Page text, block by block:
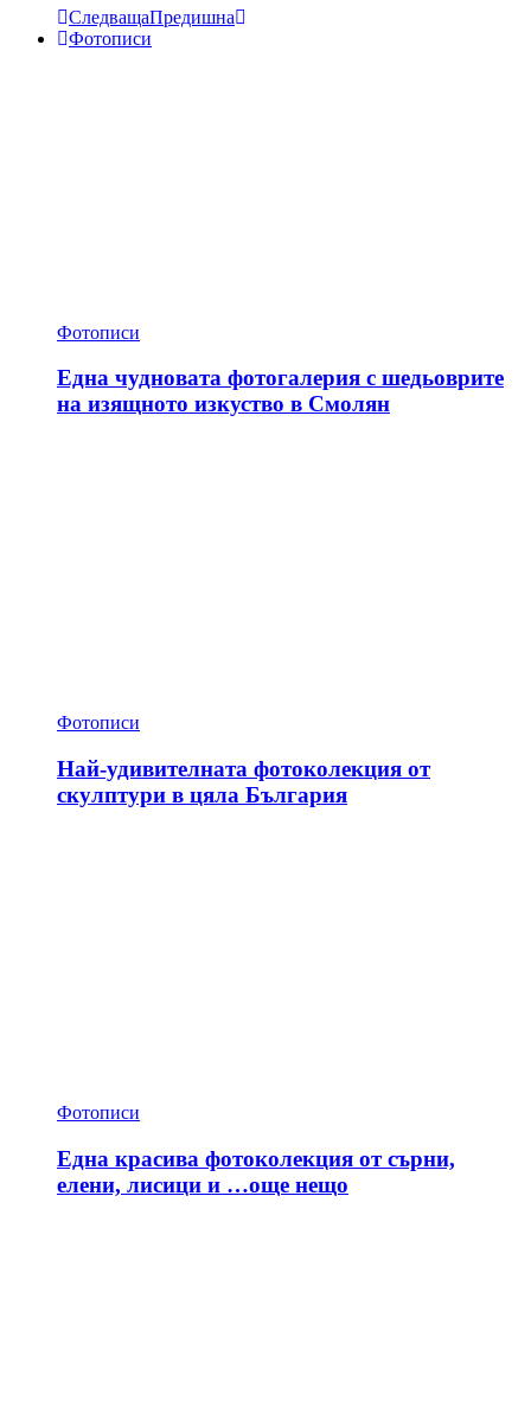
СледващаПредишна
Фотописи
Фотописи
Една чудновата фотогалерия с шедьоврите
на изящното изкуство в Смолян
Фотописи
Най-удивителната фотоколекция от
скулптури в цяла България
Фотописи
Една красива фотоколекция от сърни,
елени, лисици и …още нещо